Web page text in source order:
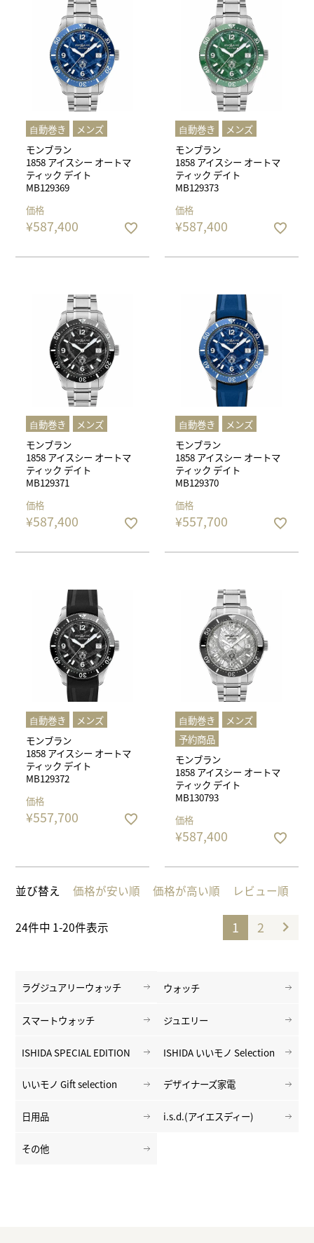
ラグジュアリーウォッチ ウォッチ
スマートウォッチ ジュエリー
ISHIDA SPECIAL EDITION ISHIDA いいモノ Selection
いいモノ Gift selection デザイナーズ家電
日用品 i.s.d.(アイエスディー)
その他
⾃動巻き
メンズ
モンブラン
1858 アイスシー オートマ
ティック デイト
MB129369
価格
¥587,400
⾃動巻き
メンズ
モンブラン
1858 アイスシー オートマ
ティック デイト
MB129373
価格
¥587,400
⾃動巻き
メンズ
モンブラン
1858 アイスシー オートマ
ティック デイト
MB129371
価格
¥587,400
⾃動巻き
メンズ
モンブラン
1858 アイスシー オートマ
ティック デイト
MB129370
価格
¥557,700
⾃動巻き
メンズ
モンブラン
1858 アイスシー オートマ
ティック デイト
MB129372
価格
¥557,700
⾃動巻き
メンズ
予約商品
モンブラン
1858 アイスシー オートマ
ティック デイト
MB130793
価格
¥587,400
並び替え 価格が安い順 価格が高い順 レビュー順
24件中 1-20件表示 1 2